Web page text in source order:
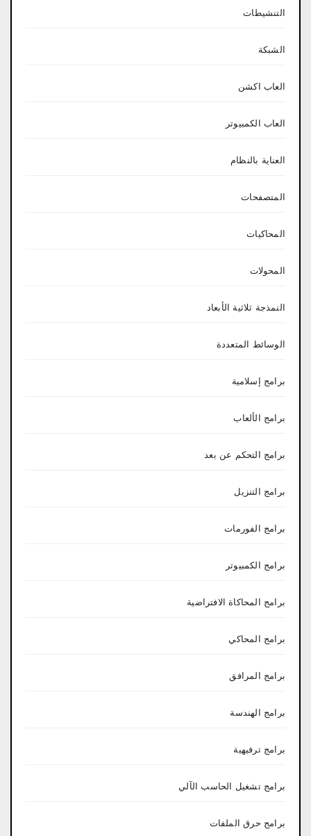
التنشيطات
الشبكة
العاب اكشن
العاب الكمبيوتر
العناية بالنظام
المتصفحات
المحاكيات
المحولات
النمذجة ثلاثية الأبعاد
الوسائط المتعددة
برامج إسلامية
برامج الألعاب
برامج التحكم عن بعد
برامج التنزيل
برامج الفورمات
برامج الكمبيوتر
برامج المحاكاة الافتراضية
برامج المحاكي
برامج المرافق
برامج الهندسة
برامج ترفيهية
برامج تشغيل الحاسب الآلي
برامج حرق الملفات